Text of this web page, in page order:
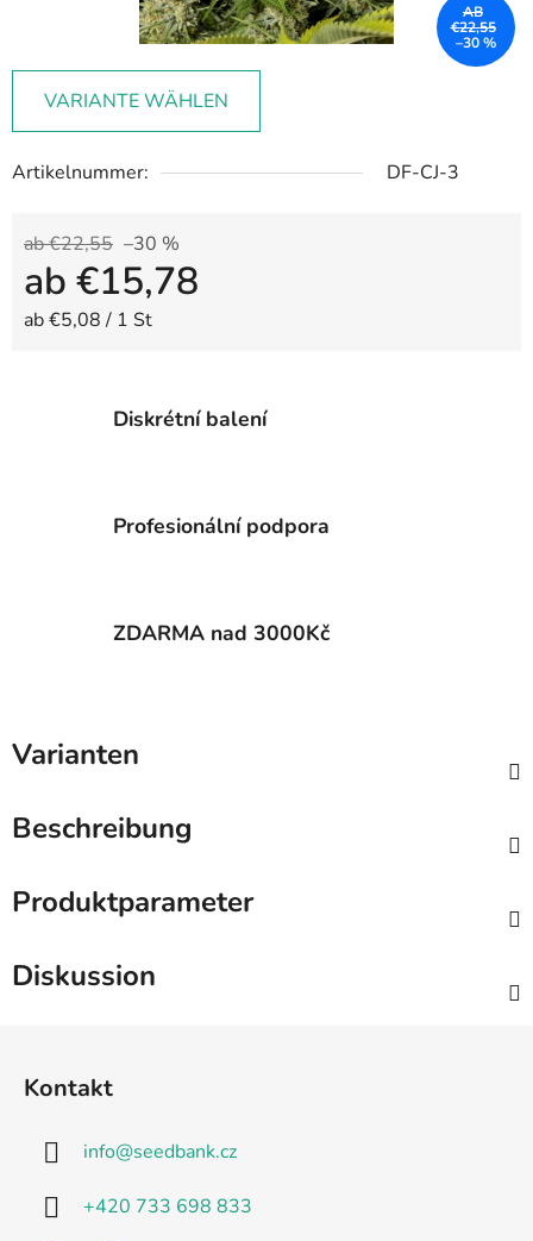
VARIANTE WÄHLEN
Artikelnummer: DF-CJ-3
ab €22,55 –30 %
ab €15,78
Verkaufspreis:
ab €5,08 / 1 St
AB
€22,55
–30 %
Diskrétní balení
Profesionální podpora
ZDARMA nad 3000Kč
Varianten
Beschreibung
Produktparameter
Diskussion
Kontakt
info@seedbank.cz
+420 733 698 833